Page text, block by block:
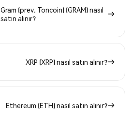
Gram (prev. Toncoin) (GRAM) nasıl
satın alınır?
XRP (XRP) nasıl satın alınır?
Ethereum (ETH) nasıl satın alınır?